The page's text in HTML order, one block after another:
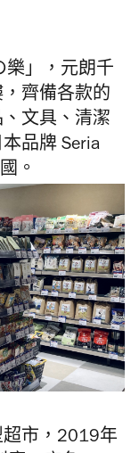
樂」，元朗千
齊備各款的
文具、清潔
品牌 Seria
。
市，2019年